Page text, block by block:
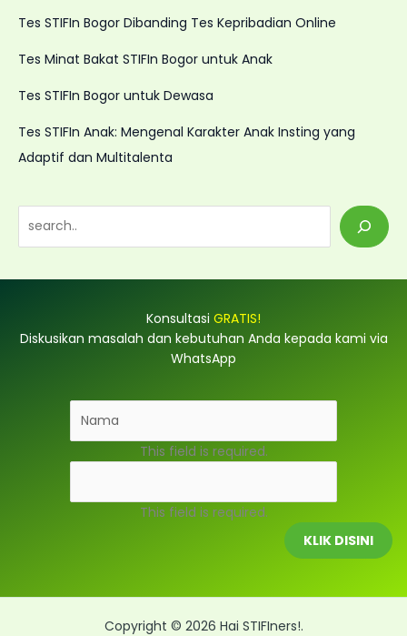
Tes STIFIn Bogor Dibanding Tes Kepribadian Online
Tes Minat Bakat STIFIn Bogor untuk Anak
Tes STIFIn Bogor untuk Dewasa
Tes STIFIn Anak: Mengenal Karakter Anak Insting yang
Adaptif dan Multitalenta
e
h
Konsultasi GRATIS!
Diskusikan masalah dan kebutuhan Anda kepada kami via
WhatsApp
This field is required.
This field is required.
KLIK DISINI
Copyright © 2026 Hai STIFIners!.